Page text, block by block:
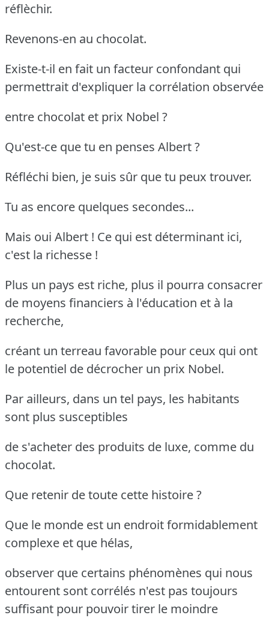
réflèchir.
Revenons-en au chocolat.
Existe-t-il en fait un facteur confondant qui
permettrait d'expliquer la corrélation observée
entre chocolat et prix Nobel ?
Qu'est-ce que tu en penses Albert ?
Réfléchi bien, je suis sûr que tu peux trouver.
Tu as encore quelques secondes...
Mais oui Albert ! Ce qui est déterminant ici,
c'est la richesse !
Plus un pays est riche, plus il pourra consacrer
de moyens financiers à l'éducation et à la
recherche,
créant un terreau favorable pour ceux qui ont
le potentiel de décrocher un prix Nobel.
Par ailleurs, dans un tel pays, les habitants
sont plus susceptibles
de s'acheter des produits de luxe, comme du
chocolat.
Que retenir de toute cette histoire ?
Que le monde est un endroit formidablement
complexe et que hélas,
observer que certains phénomènes qui nous
entourent sont corrélés n'est pas toujours
suffisant pour pouvoir tirer le moindre